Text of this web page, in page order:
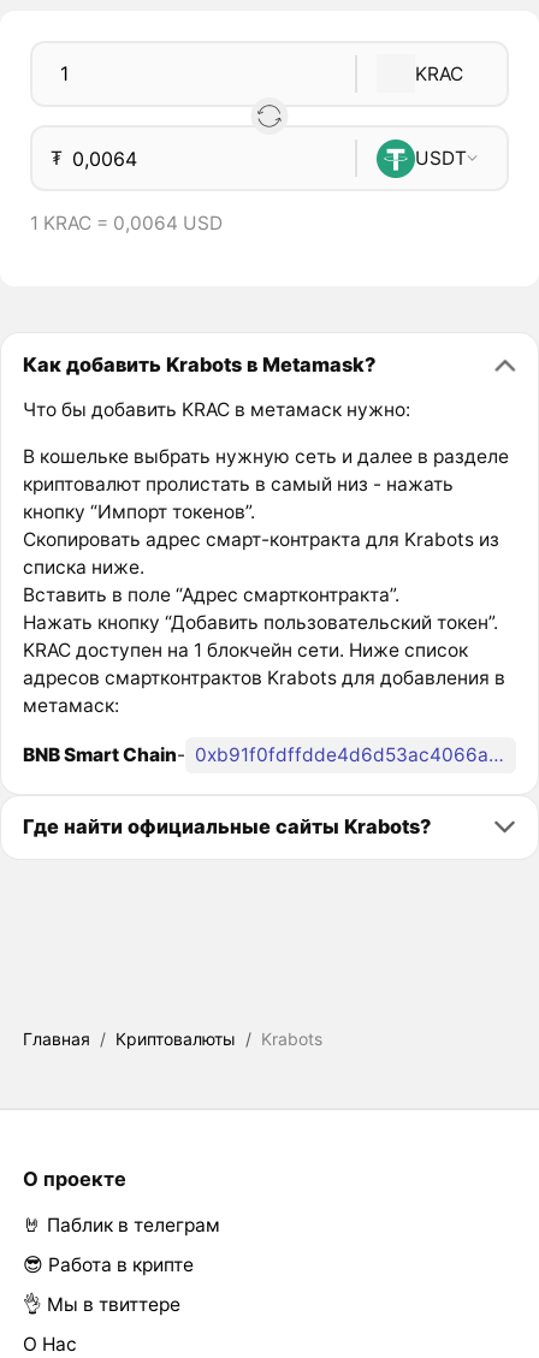
KRAC
₮ USDT
1 KRAC = 0,0064 USD
Как добавить Krabots в Metamask?
Что бы добавить KRAC в метамаск нужно:
В кошельке выбрать нужную сеть и далее в разделе
криптовалют пролистать в самый низ - нажать
кнопку “Импорт токенов”.
Скопировать адрес смарт-контракта для Krabots из
списка ниже.
Вставить в поле “Адрес смартконтракта”.
Нажать кнопку “Добавить пользовательский токен”.
KRAC доступен на 1 блокчейн сети. Ниже список
адресов смартконтрактов Krabots для добавления в
метамаск:
BNB Smart Chain- 0xb91f0fdffdde4d6d53ac4066acc32aa81fc6de2c
Где найти официальные сайты Krabots?
Главная / Криптовалюты / Krabots
О проекте
🤘 Паблик в телеграм
😎 Работа в крипте
👌 Мы в твиттере
О Нас